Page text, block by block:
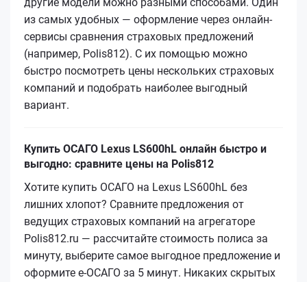
из самых удобных — оформление через онлайн-
сервисы сравнения страховых предложений
(например, Polis812). С их помощью можно
быстро посмотреть цены нескольких страховых
компаний и подобрать наиболее выгодный
вариант.
Купить ОСАГО Lexus LS600hL онлайн быстро и
выгодно: сравните цены на Polis812
Хотите купить ОСАГО на Lexus LS600hL без
лишних хлопот? Сравните предложения от
ведущих страховых компаний на агрегаторе
Polis812.ru — рассчитайте стоимость полиса за
минуту, выберите самое выгодное предложение и
оформите е‑ОСАГО за 5 минут. Никаких скрытых